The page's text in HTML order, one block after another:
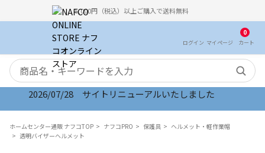
5,000円（税込）以上ご購入で送料無料
ログイン マイ ページ
0
カート
検索キーワード
2026/07/28 サイトリニューアルいたしました
ホームセンター通販 ナフコTOP ナフコPRO 保護具
ヘルメット・軽作業帽
透明バイザーヘルメット